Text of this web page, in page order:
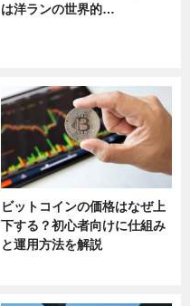
は洋ランの世界的…
ビットコインの価格はなぜ上
下する？初心者向けに仕組み
と運用方法を解説